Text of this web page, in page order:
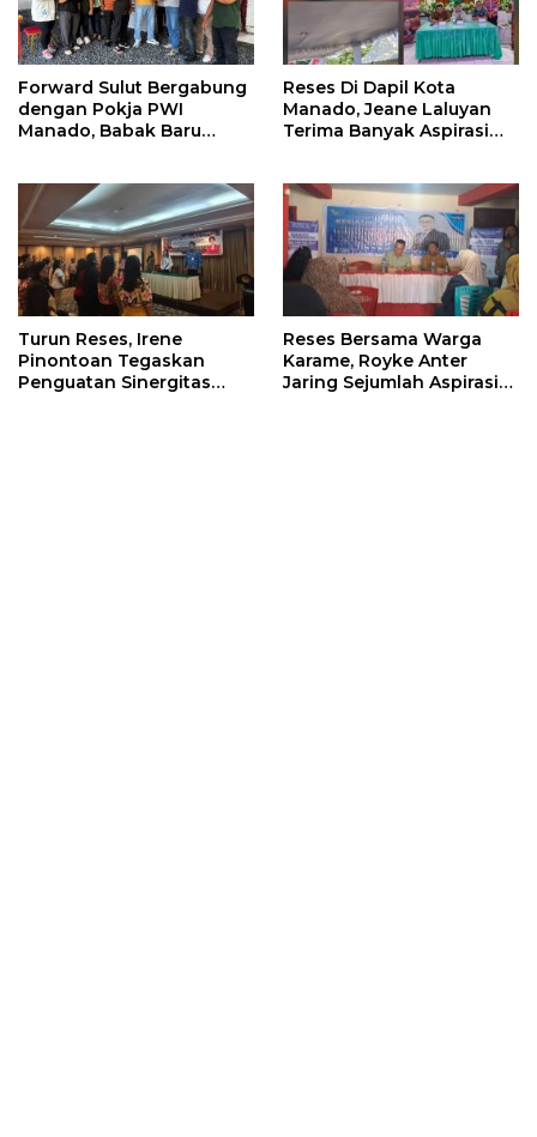
Forward Sulut Bergabung
dengan Pokja PWI
Manado, Babak Baru
Reses Di Dapil Kota
Manado, Jeane Laluyan
Terima Banyak Aspirasi
Turun Reses, Irene
Pinontoan Tegaskan
Penguatan Sinergitas
Reses Bersama Warga
Karame, Royke Anter
Jaring Sejumlah Aspirasi